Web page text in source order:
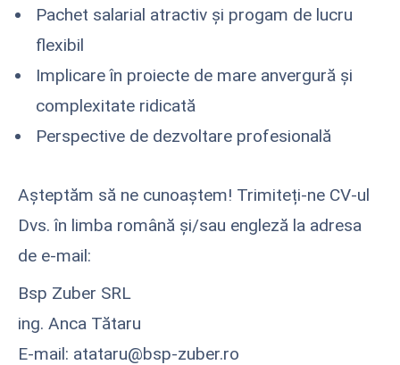
Pachet salarial atractiv și progam de lucru
flexibil
Implicare în proiecte de mare anvergură și
complexitate ridicată
Perspective de dezvoltare profesională
Așteptăm să ne cunoaștem! Trimiteți-ne CV-ul
Dvs. în limba română și/sau engleză la adresa
de e-mail:
Bsp Zuber SRL
ing. Anca Tătaru
E-mail: atataru@bsp-zuber.ro